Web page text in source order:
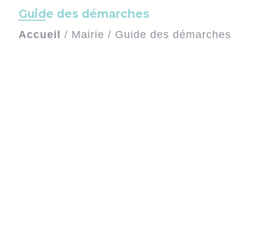
Guide des démarches
Accueil / Mairie / Guide des démarches